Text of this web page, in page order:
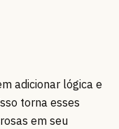
adicionar lógica e
torna esses
em seu